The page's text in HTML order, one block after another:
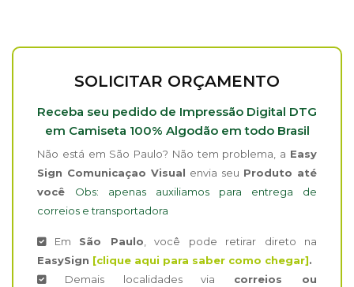
SOLICITAR ORÇAMENTO
Receba seu pedido de Impressão Digital DTG
em Camiseta 100% Algodão em todo Brasil
Não está em São Paulo? Não tem problema, a Easy
Sign Comunicaçao Visual envia seu Produto até
você Obs: apenas auxiliamos para entrega de
correios e transportadora
Em São Paulo , você pode retirar direto na
EasySign [clique aqui para saber como chegar].
Demais localidades via correios ou